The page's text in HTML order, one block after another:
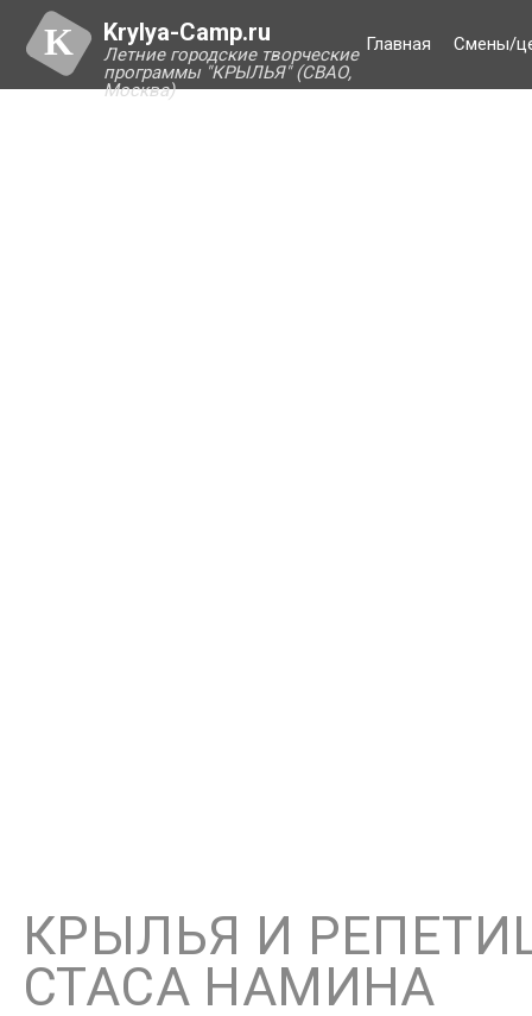
K Krylya-Camp.ru
Летние городские творческие
программы "КРЫЛЬЯ" (СВАО,
Москва)
Главная Смены/
КРЫЛЬЯ И
СТАСА НАМИНА